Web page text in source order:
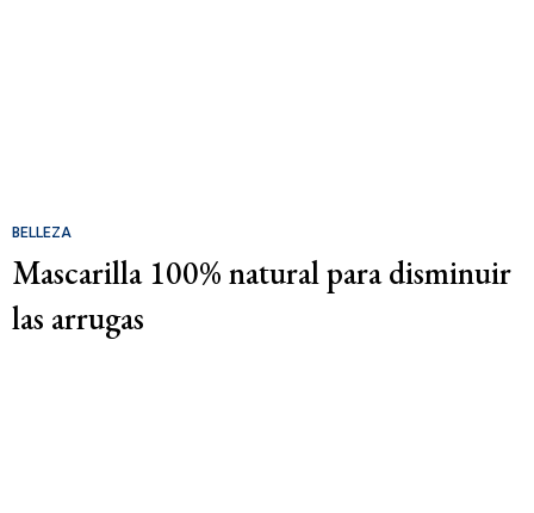
BELLEZA
Mascarilla 100% natural para disminuir
las arrugas